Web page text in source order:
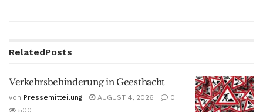
RelatedPosts
Verkehrsbehinderung in Geesthacht
von Pressemitteilung AUGUST 4, 2026
0
500